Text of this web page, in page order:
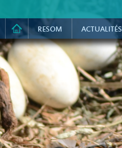
RESOM ACTUALITÉS